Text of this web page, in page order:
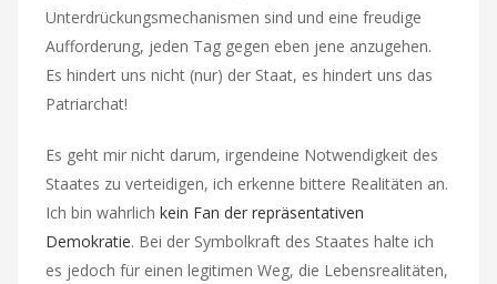
Unterdrückungsmechanismen sind und eine freudige
Aufforderung, jeden Tag gegen eben jene anzugehen.
Es hindert uns nicht (nur) der Staat, es hindert uns das
Patriarchat!
Es geht mir nicht darum, irgendeine Notwendigkeit des
Staates zu verteidigen, ich erkenne bittere Realitäten an.
Ich bin wahrlich kein Fan der repräsentativen
Demokratie. Bei der Symbolkraft des Staates halte ich
es jedoch für einen legitimen Weg, die Lebensrealitäten,